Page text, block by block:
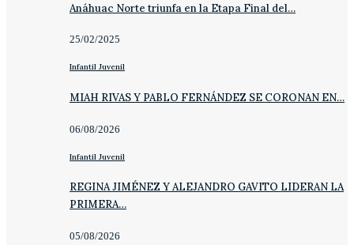
Anáhuac Norte triunfa en la Etapa Final del…
25/02/2025
Infantil Juvenil
MIAH RIVAS Y PABLO FERNÁNDEZ SE CORONAN EN…
06/08/2026
Infantil Juvenil
REGINA JIMÉNEZ Y ALEJANDRO GAVITO LIDERAN LA
PRIMERA…
05/08/2026